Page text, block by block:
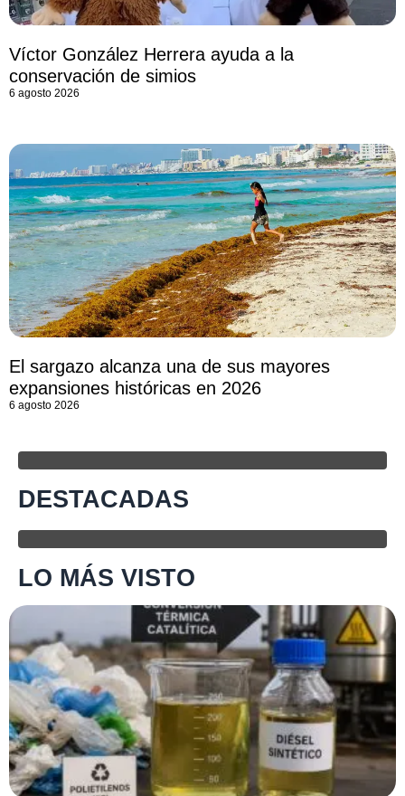
Víctor González Herrera ayuda a la
conservación de simios
6 agosto 2026
El sargazo alcanza una de sus mayores
expansiones históricas en 2026
6 agosto 2026
DESTACADAS
LO MÁS VISTO